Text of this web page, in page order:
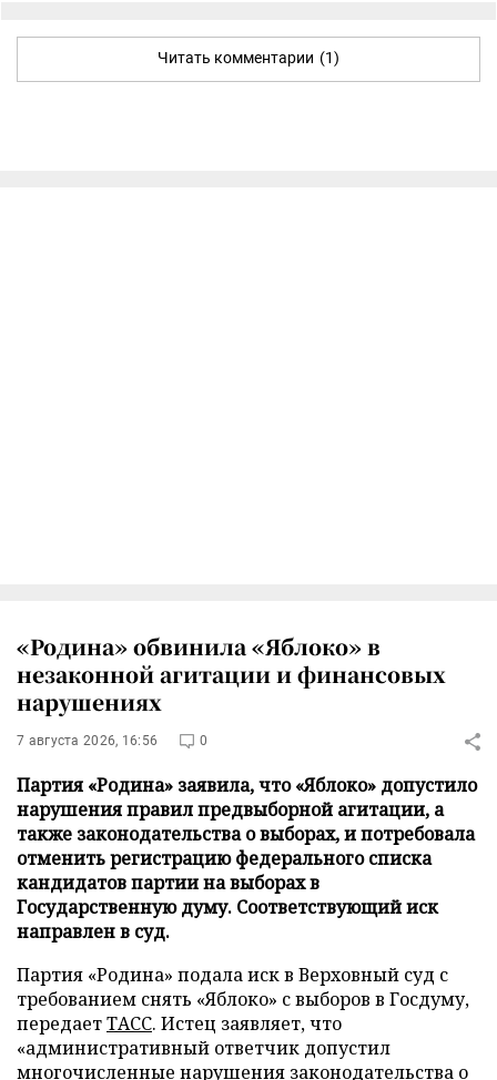
Читать комментарии (1)
«Родина» обвинила «Яблоко» в
незаконной агитации и финансовых
нарушениях
7 августа 2026, 16:56 0
Партия «Родина» заявила, что «Яблоко» допустило
нарушения правил предвыборной агитации, а
также законодательства о выборах, и потребовала
отменить регистрацию федерального списка
кандидатов партии на выборах в
Государственную думу. Соответствующий иск
направлен в суд.
Партия «Родина» подала иск в Верховный суд с
требованием снять «Яблоко» с выборов в Госдуму,
передаетТАСС. Истец заявляет, что
«административный ответчик допустил
многочисленные нарушения законодательства о